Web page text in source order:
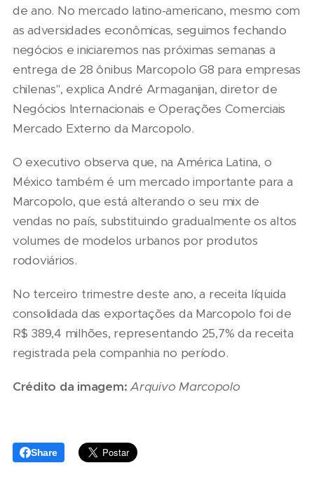
de ano. No mercado latino-americano, mesmo com
as adversidades econômicas, seguimos fechando
negócios e iniciaremos nas próximas semanas a
entrega de 28 ônibus Marcopolo G8 para empresas
chilenas", explica André Armaganijan, diretor de
Negócios Internacionais e Operações Comerciais
Mercado Externo da Marcopolo.
O executivo observa que, na América Latina, o
México também é um mercado importante para a
Marcopolo, que está alterando o seu mix de
vendas no país, substituindo gradualmente os altos
volumes de modelos urbanos por produtos
rodoviários.
No terceiro trimestre deste ano, a receita líquida
consolidada das exportações da Marcopolo foi de
R$ 389,4 milhões, representando 25,7% da receita
registrada pela companhia no período.
Crédito da imagem: Arquivo Marcopolo
Share